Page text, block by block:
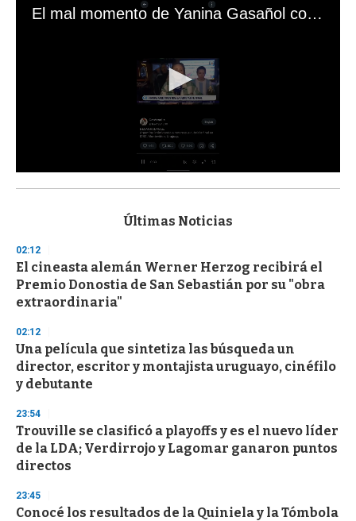
El mal momento de Yanina Gasañol con un hincha argentino en "Subrayado"
s
d
s
o
f
3
s
e
c
o
n
d
Últimas Noticias
02:12
El cineasta alemán Werner Herzog recibirá el
Premio Donostia de San Sebastián por su "obra
extraordinaria"
02:12
Una película que sintetiza las búsqueda un
director, escritor y montajista uruguayo, cinéfilo
y debutante
23:54
Trouville se clasificó a playoffs y es el nuevo líder
de la LDA; Verdirrojo y Lagomar ganaron puntos
directos
23:45
Conocé los resultados de la Quiniela y la Tómbola